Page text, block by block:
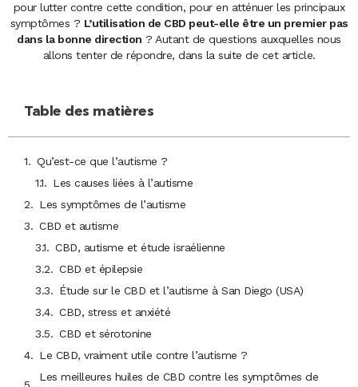
pour lutter contre cette condition, pour en atténuer les principaux
symptômes ? L’utilisation de CBD peut-elle être un premier pas
dans la bonne direction ? Autant de questions auxquelles nous
allons tenter de répondre, dans la suite de cet article.
Table des matières
Qu’est-ce que l’autisme ?
Les causes liées à l’autisme
Les symptômes de l’autisme
CBD et autisme
CBD, autisme et étude israélienne
CBD et épilepsie
Étude sur le CBD et l’autisme à San Diego (USA)
CBD, stress et anxiété
CBD et sérotonine
Le CBD, vraiment utile contre l’autisme ?
Les meilleures huiles de CBD contre les symptômes de